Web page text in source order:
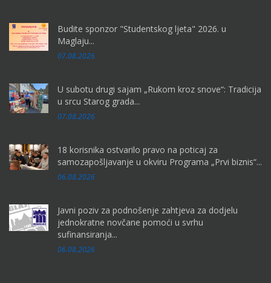
Budite sponzor "Studentskog ljeta" 2026. u
Maglaju...
07.08.2026
U subotu drugi sajam „Rukom kroz snove“: Tradicija
u srcu Starog grada...
07.08.2026
18 korisnika ostvarilo pravo na poticaj za
samozapošljavanje u okviru Programa „Prvi biznis“...
06.08.2026
Javni poziv za podnošenje zahtjeva za dodjelu
jednokratne novčane pomoći u svrhu
sufinansiranja...
06.08.2026